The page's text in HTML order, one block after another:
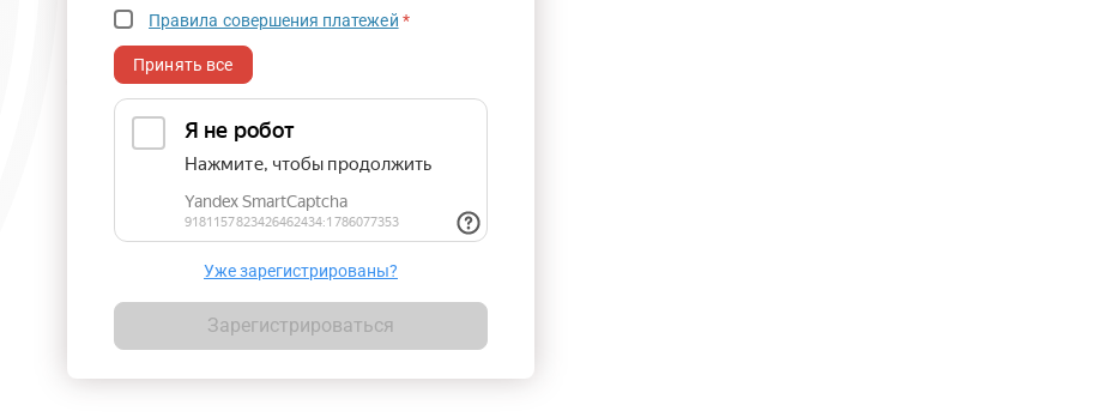
Правила совершения платежей *
Принять все
Уже зарегистрированы?
Зарегистрироваться